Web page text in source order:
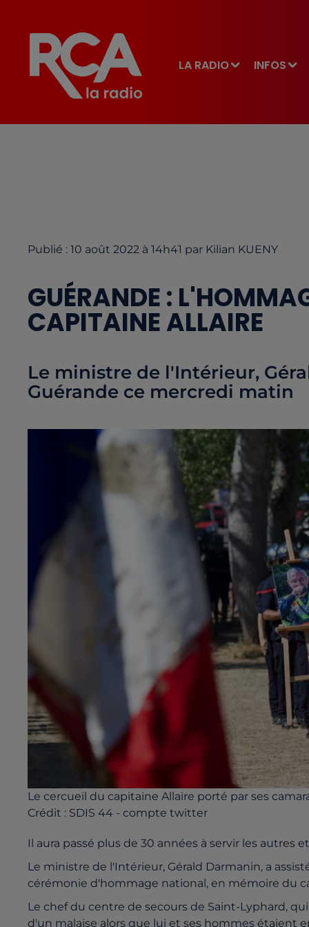
LA RADIO INFOS
Publié : 10 août 2022 à 14h41 par Kilian KUENY
GUÉRANDE :
CAPITAINE ALLAIRE
Le ministre de l'Intérieur,
Guérande ce mercredi matin
Le cercueil du capitaine Allaire porté par ses
Crédit : SDIS 44 - compte twitter
Il aura passé plus de 30 années à servir les autres
Le ministre de l'Intérieur, Gérald Darmanin, a
cérémonie d'hommage national, en mémoire du
Le chef du centre de secours de Saint-Lyphard,
d'un malaise alors que lui et ses hommes étaient